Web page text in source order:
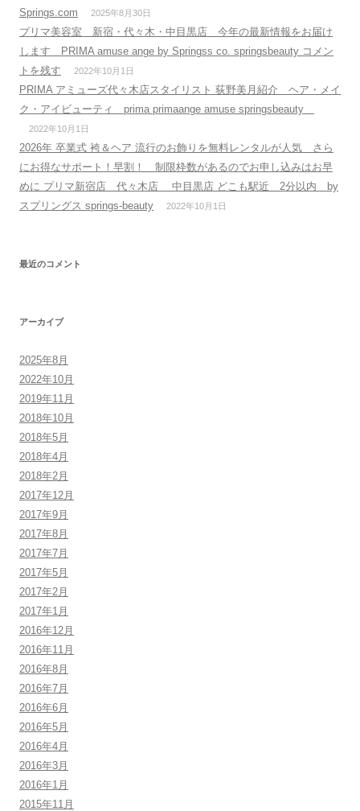
Springs.com
2025年8月30日
プリマ美容室 新宿・代々木・中目黒店 今年の最新情報をお届け
します PRIMA amuse ange by Springss co. springsbeauty コメン
トを残す
2022年10月1日
PRIMA アミューズ代々木店スタイリスト 荻野美月紹介 ヘア・メイ
ク・アイビューティ prima primaange amuse springsbeauty
2022年10月1日
2026年 卒業式 袴＆ヘア 流行のお飾りを無料レンタルが人気 さら
にお得なサポート！早割！ 制限枠数があるのでお申し込みはお早
めに プリマ新宿店 代々木店 中目黒店 どこも駅近 2分以内 by
スプリングス springs-beauty
2022年10月1日
最近のコメント
アーカイブ
2025年8月
2022年10月
2019年11月
2018年10月
2018年5月
2018年4月
2018年2月
2017年12月
2017年9月
2017年8月
2017年7月
2017年5月
2017年2月
2017年1月
2016年12月
2016年11月
2016年8月
2016年7月
2016年6月
2016年5月
2016年4月
2016年3月
2016年1月
2015年11月